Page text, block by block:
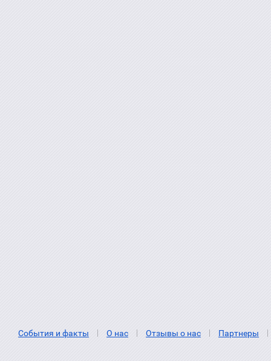
События и факты О нас Отзывы о нас Партнеры